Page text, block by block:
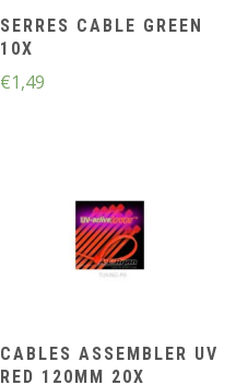
SERRES CABLE GREEN
10X
€1,49
CABLES ASSEMBLER UV
RED 120MM 20X